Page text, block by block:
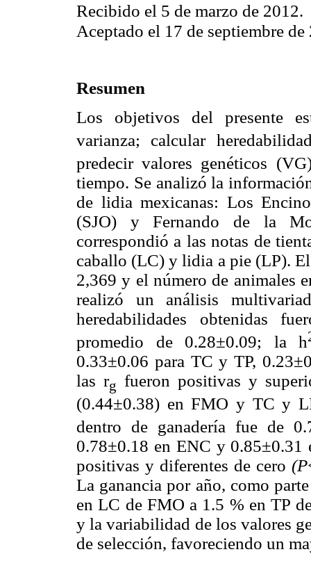
Recibido el 5 de marzo de 2012.
Aceptado el 17 de septiembre de
Resumen
Los objetivos del presente
varianza; calcular
predecir valores genéticos
tiempo. Se analizó la
de lidia mexicanas: Los
(SJO) y Fernando de la
correspondió a las notas de
caballo (LC) y lidia a pie (LP).
2,369 y el número de animales
realizó un análisis
heredabilidades obtenidas
promedio de 0.28±0.09; la h
0.33±0.06 para TC y TP,
las rg fueron positivas y
(0.44±0.38) en FMO y TC y
dentro de ganadería fue de
0.78±0.18 en ENC y 0.85±0.31
positivas y diferentes de cero(P
La ganancia por año, como
en LC de FMO a 1.5 % en TP
y la variabilidad de los valores
de selección, favoreciendo un